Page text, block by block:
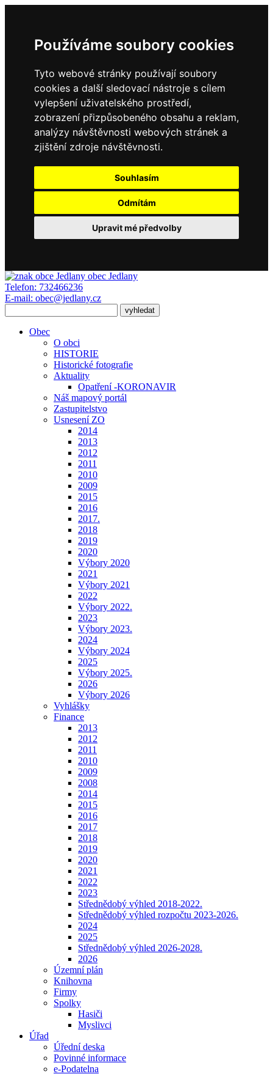
Používáme soubory cookies
Tyto webové stránky používají soubory
cookies a další sledovací nástroje s cílem
vylepšení uživatelského prostředí,
zobrazení přizpůsobeného obsahu a reklam,
analýzy návštěvnosti webových stránek a
zjištění zdroje návštěvnosti.
Souhlasím
Odmítám
Upravit mé předvolby
obec Jedlany
Telefon: 732466236
E-mail: obec@jedlany.cz
Obec
O obci
HISTORIE
Historické fotografie
Aktuality
Opatření -KORONAVIR
Náš mapový portál
Zastupitelstvo
Usnesení ZO
2014
2013
2012
2011
2010
2009
2015
2016
2017.
2018
2019
2020
Výbory 2020
2021
Výbory 2021
2022
Výbory 2022.
2023
Výbory 2023.
2024
Výbory 2024
2025
Výbory 2025.
2026
Výbory 2026
Vyhlášky
Finance
2013
2012
2011
2010
2009
2008
2014
2015
2016
2017
2018
2019
2020
2021
2022
2023
Střednědobý výhled 2018-2022.
Střednědobý výhled rozpočtu 2023-2026.
2024
2025
Střednědobý výhled 2026-2028.
2026
Územní plán
Knihovna
Firmy
Spolky
Hasiči
Myslivci
Úřad
Úřední deska
Povinné informace
e-Podatelna